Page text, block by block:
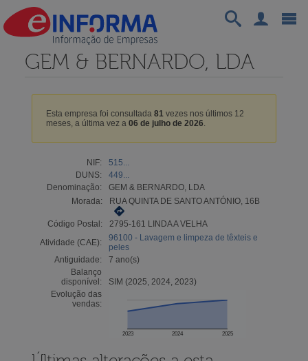
GEM & BERNARDO, LDA
Esta empresa foi consultada 81vezes nos últimos 12
meses, a última vez a 06 de julho de 2026.
NIF:
515...
DUNS:
449...
Denominação:
GEM & BERNARDO, LDA
Morada:
RUA QUINTA DE SANTO ANTÓNIO, 16B
Código Postal:
2795-161 LINDA A VELHA
Atividade (CAE):
96100 - Lavagem e limpeza de têxteis e
peles
Antiguidade:
7 ano(s)
Balanço
disponível:
SIM (2025, 2024, 2023)
Evolução das
vendas:
2023 2024 2025